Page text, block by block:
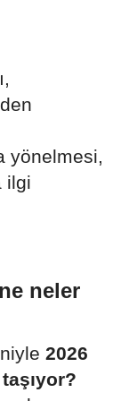
yönelmesi,
ilgi
neler
2026